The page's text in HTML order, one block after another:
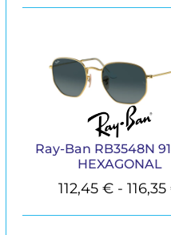
Ray-Ban RB3548N
HEXAGONAL
112,45 € - 116,35